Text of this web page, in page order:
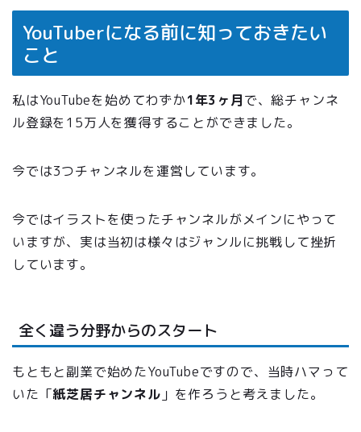
YouTuberになる前に知っておきたい
こと
私はYouTubeを始めてわずか1年3ヶ月で、総チャンネ
ル登録を15万人を獲得することができました。
今では3つチャンネルを運営しています。
今ではイラストを使ったチャンネルがメインにやって
いますが、実は当初は様々はジャンルに挑戦して挫折
しています。
全く違う分野からのスタート
もともと副業で始めたYouTubeですので、当時ハマって
いた「紙芝居チャンネル 」を作ろうと考えました。